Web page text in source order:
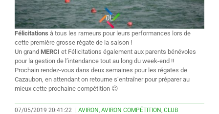
Félicitations à tous les rameurs pour leurs performances lors de
cette première grosse régate de la saison !
Un grand MERCI et Félicitations également aux parents bénévoles
pour la gestion de l’intendance tout au long du week-end !!
Prochain rendez-vous dans deux semaines pour les régates de
Cazaubon, en attendant on retourne s’entraîner pour préparer au
mieux cette prochaine compétition 😉
07/05/2019 20:41:22 | AVIRON AVIRON COMPÉTITION CLUB